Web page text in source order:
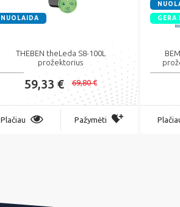
NUOLAIDA
THEBEN theLeda S8-100L
prožektorius
59,33 € 69,80 €
Plačiau Pažymėti
GERA